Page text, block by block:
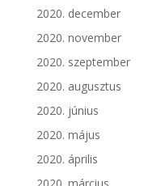
2020. december
2020. november
2020. szeptember
2020. augusztus
2020. június
2020. május
2020. április